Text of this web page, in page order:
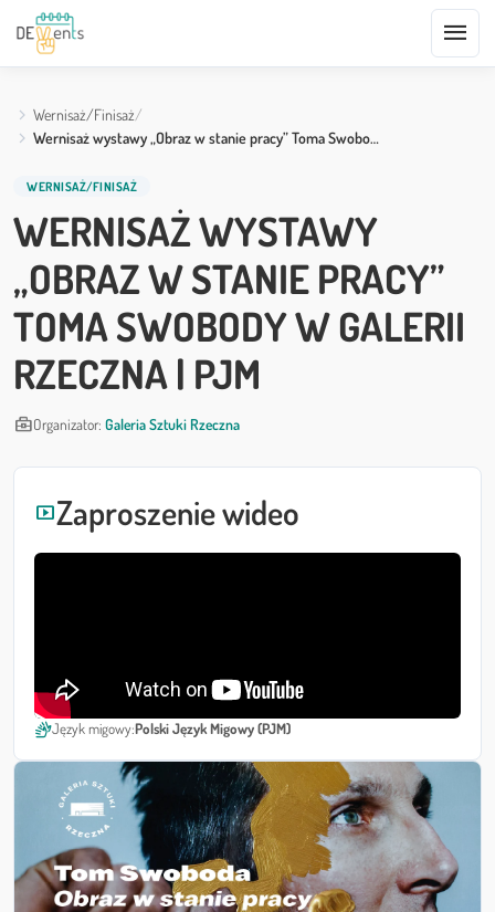
menu
Wernisaż/Finisaż
Wernisaż wystawy „Obraz w stanie pracy” Toma Swobo…
WERNISAŻ/FINISAŻ
WERNISAŻ WYSTAWY
„OBRAZ W STANIE PRACY”
TOMA SWOBODY W GALERII
RZECZNA | PJM
business_centerOrganizator: Galeria Sztuki Rzeczna
smart_displayZaproszenie wideo
sign_languageJęzyk migowy:Polski Język Migowy (PJM)